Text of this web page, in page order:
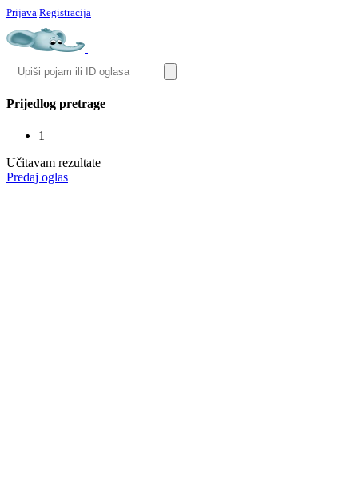
Prijava|Registracija
Prijedlog pretrage
1
Učitavam rezultate
Predaj oglas